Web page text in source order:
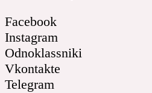
Facebook
Instagram
Odnoklassniki
Vkontakte
Telegram